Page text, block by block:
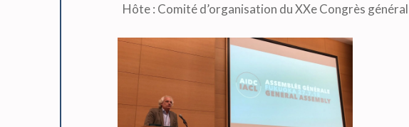
Hôte : Comité d’organisation du XXe Congrès général